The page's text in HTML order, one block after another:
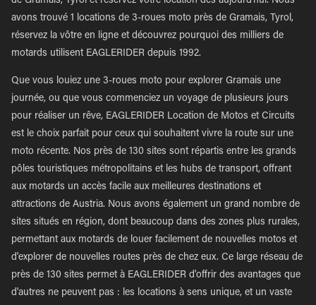
avons trouvé 1 locations de 3-roues moto près de Gramais, Tyrol,
réservez la vôtre en ligne et découvrez pourquoi des milliers de
motards utilisent EAGLERIDER depuis 1992.
Que vous louiez une 3-roues moto pour explorer Gramais une
journée, ou que vous commenciez un voyage de plusieurs jours
pour réaliser un rêve, EAGLERIDER Location de Motos et Circuits
est le choix parfait pour ceux qui souhaitent vivre la route sur une
moto récente. Nos près de 130 sites sont répartis entre les grands
pôles touristiques métropolitains et les hubs de transport, offrant
aux motards un accès facile aux meilleures destinations et
attractions de Austria. Nous avons également un grand nombre de
sites situés en région, dont beaucoup dans des zones plus rurales,
permettant aux motards de louer facilement de nouvelles motos et
d'explorer de nouvelles routes près de chez eux. Ce large réseau de
près de 130 sites permet à EAGLERIDER d'offrir des avantages que
d'autres ne peuvent pas : les locations à sens unique, et un vaste